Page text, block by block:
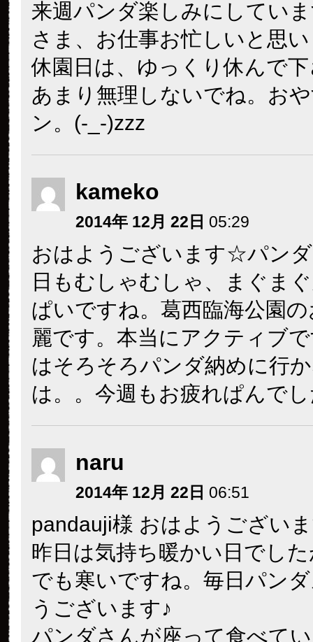
来週パンダ楽しみにしてい
さま、お仕事お忙しいと思
休園日は、ゆっくり休んで
あまり無理しないでね。お
ン。(-_-)zzz
kameko
2014年 12月 22日 05:29
おはようございます☆パン
日もむしゃむしゃ、まぐま
ぱいですね。葛西臨海公園
麗です。本当にアクティブ
はそろそろパンダ納めに行
は。。今週もお疲れぱんで
naru
2014年 12月 22日 06:51
pandauji様 おはようござい
昨日は気持ち暖かい日でし
でも寒いですね。毎日パン
うございます♪
パンダさんが座って食べて